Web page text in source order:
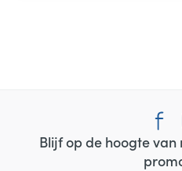
Blijf op de hoogte